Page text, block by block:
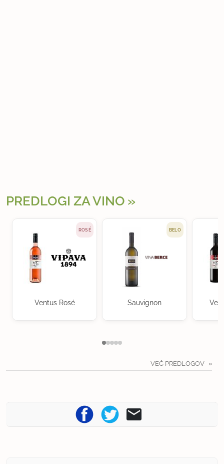
PREDLOGI ZA VINO
ROSÉ
Ventus Rosé
BELO
Sauvignon
VEČ PREDLOGOV